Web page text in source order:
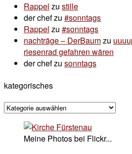
Rappel zu stille
der chefzu #sonntags
Rappel zu #sonntags
nachträge – DerBaumzu
riesenrad gefahren wären
der chefzu sonntags
kategorisches
kategorisches
Meine Photos bei Flickr...